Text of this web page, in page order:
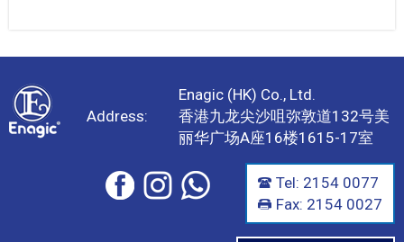
Address:
Enagic (HK) Co., Ltd.
香港九龙尖沙咀弥敦道132号美
丽华广场A座16楼1615-17室
Tel: 2154 0077
Fax: 2154 0027